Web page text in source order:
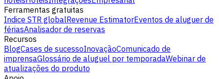
Ferramentas gratuitas
Indice STR globalRevenue EstimatorEventos de aluguer de
fériasAnalisador de reservas
Recursos
BlogCases de sucessoInovaçãoComunicado de
imprensaGlossário de aluguel por temporadaWebinar de
atualizações do produto